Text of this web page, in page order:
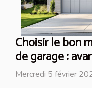
Choisir le bon
de garage :
Mercredi 5 février